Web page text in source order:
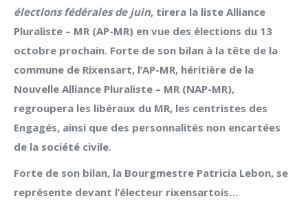
élections fédérales de juin, tirera la liste Alliance
Pluraliste – MR (AP-MR) en vue des élections du 13
octobre prochain. Forte de son bilan à la tête de la
commune de Rixensart, l’AP-MR, héritière de la
Nouvelle Alliance Pluraliste – MR (NAP-MR),
regroupera les libéraux du MR, les centristes des
Engagés, ainsi que des personnalités non encartées
de la société civile.
Forte de son bilan, la Bourgmestre Patricia Lebon, se
représente devant l’électeur rixensartois…